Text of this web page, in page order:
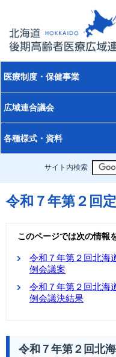
医療制度・保健事業
広域連合議会
各種様式・資料
サイト内検索
令和７年第２回
このページでは次の情報
令和７年第２回北海
例会議案
令和７年第２回北海
例会議決結果
令和７年第２回北